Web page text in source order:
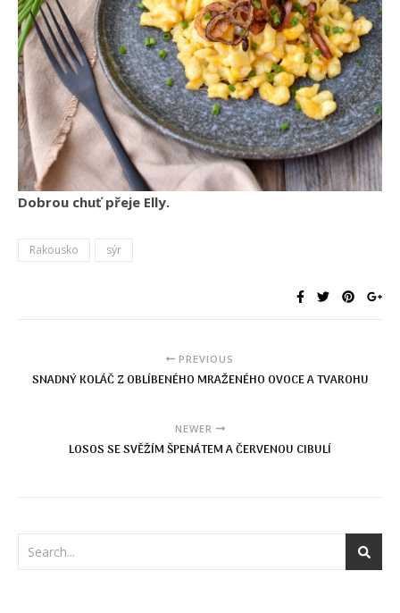
Dobrou chuť přeje Elly.
Rakousko sýr
PREVIOUS
SNADNÝ KOLÁČ Z OBLÍBENÉHO MRAŽENÉHO OVOCE A TVAROHU
NEWER
LOSOS SE SVĚŽÍM ŠPENÁTEM A ČERVENOU CIBULÍ